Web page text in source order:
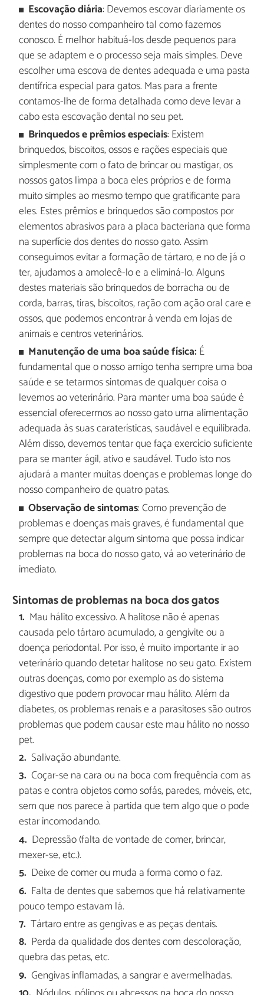
Escovação diária: Devemos escovar diariamente os
dentes do nosso companheiro tal como fazemos
conosco. É melhor habituá-los desde pequenos para
que se adaptem e o processo seja mais simples. Deve
escolher uma escova de dentes adequada e uma pasta
dentífrica especial para gatos. Mas para a frente
contamos-lhe de forma detalhada como deve levar a
cabo esta escovação dental no seu pet.
Brinquedos e prêmios especiais: Existem
brinquedos, biscoitos, ossos e rações especiais que
simplesmente com o fato de brincar ou mastigar, os
nossos gatos limpa a boca eles próprios e de forma
muito simples ao mesmo tempo que gratificante para
eles. Estes prêmios e brinquedos são compostos por
elementos abrasivos para a placa bacteriana que forma
na superfície dos dentes do nosso gato. Assim
conseguimos evitar a formação de tártaro, e no de já o
ter, ajudamos a amolecê-lo e a eliminá-lo. Alguns
destes materiais são brinquedos de borracha ou de
corda, barras, tiras, biscoitos, ração com ação oral care e
ossos, que podemos encontrar à venda em lojas de
animais e centros veterinários.
Manutenção de uma boa saúde física: É
fundamental que o nosso amigo tenha sempre uma boa
saúde e se tetarmos sintomas de qualquer coisa o
levemos ao veterinário. Para manter uma boa saúde é
essencial oferecermos ao nosso gato uma alimentação
adequada às suas caraterísticas, saudável e equilibrada.
Além disso, devemos tentar que faça exercício suficiente
para se manter ágil, ativo e saudável. Tudo isto nos
ajudará a manter muitas doenças e problemas longe do
nosso companheiro de quatro patas.
Observação de sintomas: Como prevenção de
problemas e doenças mais graves, é fundamental que
sempre que detectar algum sintoma que possa indicar
problemas na boca do nosso gato, vá ao veterinário de
imediato.
Sintomas de problemas na boca dos gatos
Mau hálito excessivo. A halitose não é apenas
causada pelo tártaro acumulado, a gengivite ou a
doença periodontal. Por isso, é muito importante ir ao
veterinário quando detetar halitose no seu gato. Existem
outras doenças, como por exemplo as do sistema
digestivo que podem provocar mau hálito. Além da
diabetes, os problemas renais e a parasitoses são outros
problemas que podem causar este mau hálito no nosso
pet.
Salivação abundante.
Coçar-se na cara ou na boca com frequência com as
patas e contra objetos como sofás, paredes, móveis, etc,
sem que nos parece à partida que tem algo que o pode
estar incomodando.
Depressão (falta de vontade de comer, brincar,
mexer-se, etc.).
Deixe de comer ou muda a forma como o faz.
Falta de dentes que sabemos que há relativamente
pouco tempo estavam lá.
Tártaro entre as gengivas e as peças dentais.
Perda da qualidade dos dentes com descoloração,
quebra das petas, etc.
Gengivas inflamadas, a sangrar e avermelhadas.